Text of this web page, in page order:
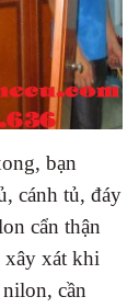
bạn
cánh tủ, đáy
cẩn thận
xây xát khi
cần